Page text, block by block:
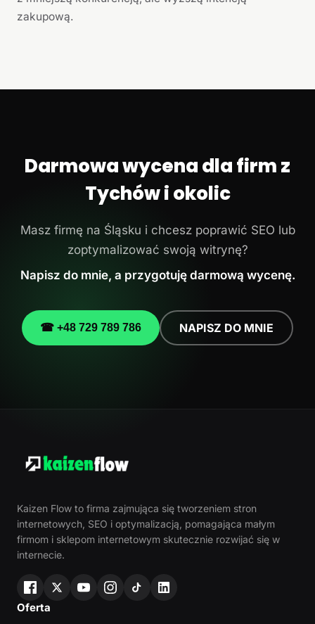
zakupową.
Darmowa wycena dla firm z
Tychów i okolic
Masz firmę na Śląsku i chcesz poprawić SEO lub
zoptymalizować swoją witrynę?
Napisz do mnie, a przygotuję darmową wycenę.
☎ +48 729 789 786 NAPISZ DO MNIE
Kaizen Flow to firma zajmująca się tworzeniem stron
internetowych, SEO i optymalizacją, pomagająca małym
firmom i sklepom internetowym skutecznie rozwijać się w
internecie.
Oferta